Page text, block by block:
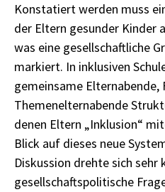
Konstatiert werden muss
der Eltern gesunder Kinder
was eine gesellschaftliche
markiert. In inklusiven
gemeinsame Elternabende,
Themenelternabende
denen Eltern „Inklusion“
Blick auf dieses neue
Diskussion drehte sich
gesellschaftspolitische